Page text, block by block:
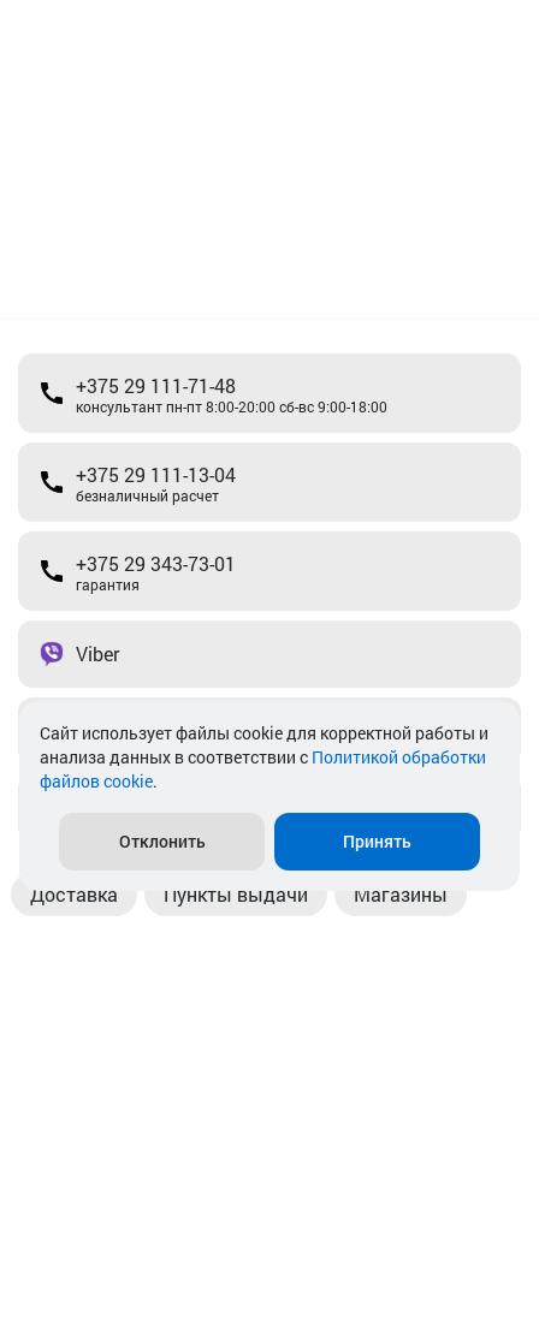
+375 29 111-71-48
консультант пн-пт 8:00-20:00 сб-вс 9:00-18:00
+375 29 111-13-04
безналичный расчет
+375 29 343-73-01
гарантия
Viber
Telegram
Доставка Пункты выдачи Магазины
Cайт использует файлы cookie для корректной работы и
анализа данных в соответствии с Политикой обработки
файлов cookie.
Отклонить Принять